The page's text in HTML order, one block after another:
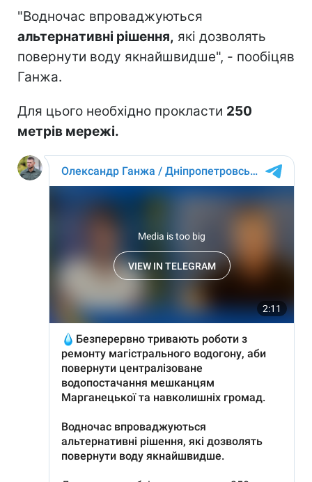
"Водночас впроваджуються
альтернативні рішення, які дозволять
повернути воду якнайшвидше", - пообіцяв
Ганжа.
Для цього необхідно прокласти 250
метрів мережі.